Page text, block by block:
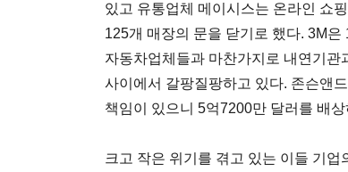
있고 유통업체 메이시스는 온라인 쇼
125개 매장의 문을 닫기로 했다. 3M
자동차업체들과 마찬가지로 내연기
사이에서 갈팡질팡하고 있다. 존슨앤
책임이 있으니 5억7200만 달러를 배
크고 작은 위기를 겪고 있는 이들 기